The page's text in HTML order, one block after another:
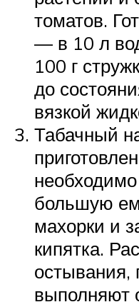
томатов.
— в 10 л
100 г
до
вязкой
Табачный
большую
махорки и
кипятка.
остывания,
выполняют